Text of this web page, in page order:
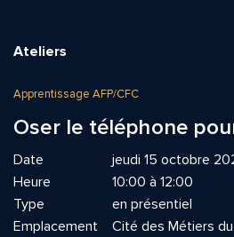
Ateliers
Apprentissage AFP/CFC
Oser le téléphone
Date
jeudi 15 octobre
Heure
10:00 à 12:00
Type
en présentiel
Emplacement
Cité des Métiers